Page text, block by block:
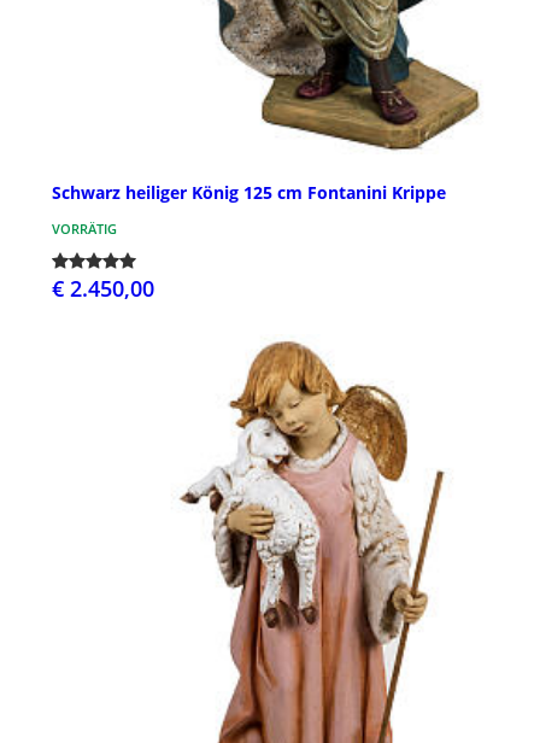
Schwarz heiliger König 125 cm Fontanini Krippe
VORRÄTIG
€ 2.450,00